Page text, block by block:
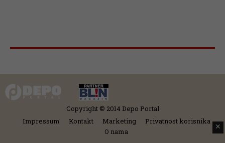
Copyright © 2014 Depo Portal
Impressum
Kontakt Marketing
Privatnost korisnika
O nama
✕